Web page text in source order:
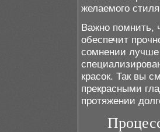
желаемого
Важно помнить,
обеспечит
сомнении лучше
красок. Так вы
прекрасными
протяжении